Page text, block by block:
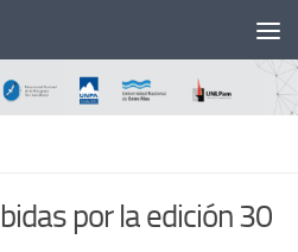
por la edición 30